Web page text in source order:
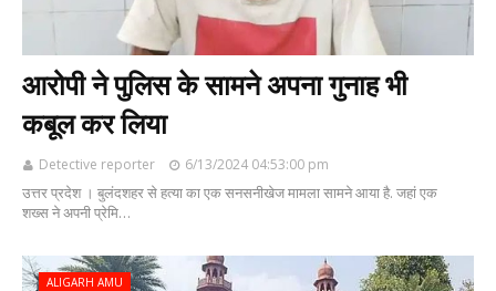
आरोपी ने पुलिस के सामने अपना गुनाह भी
कबूल कर लिया
Detective reporter 6/13/2024 04:53:00 pm
उत्तर प्रदेश । बुलंदशहर से हत्या का एक सनसनीखेज मामला सामने आया है. जहां एक
शख्स ने अपनी प्रेमि…
ALIGARH AMU